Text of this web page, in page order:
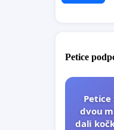
Petice
dvou
dali